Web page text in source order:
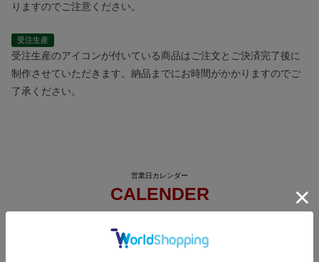
りますのでご注意ください。
受注生産
受注生産のアイコンが付いている商品はご注文とご決済完了後に
制作させていただきます。納品までにお時間がかかりますのでご
了承ください。
CALENDER
2026年9月